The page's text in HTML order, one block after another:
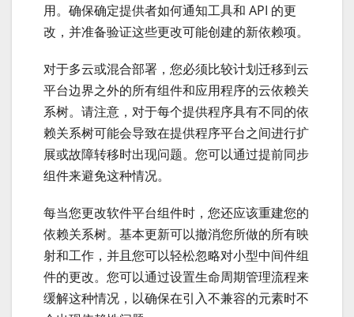
用。确保确定提供者如何通知工具和 API 的更
改，并准备验证这些更改可能创建的新依赖项。
对于多云或混合部署，您必须比较计划迁移到云
平台边界之外的所有组件和应用程序的云依赖关
系树。请注意，对于每个提供程序具有不同的依
赖关系树可能会导致在提供程序平台之间进行扩
展或故障转移时出现问题。您可以通过提前同步
组件来避免这种情况。
每当您更改软件平台组件时，您还应该重建您的
依赖关系树。基本更新可以撤消您所做的所有映
射和工作，并且您可以轻松忽略对小型中间件组
件的更改。您可以通过设置生命周期管理流程来
缓解这种情况，以确保在引入不兼容的元素时不